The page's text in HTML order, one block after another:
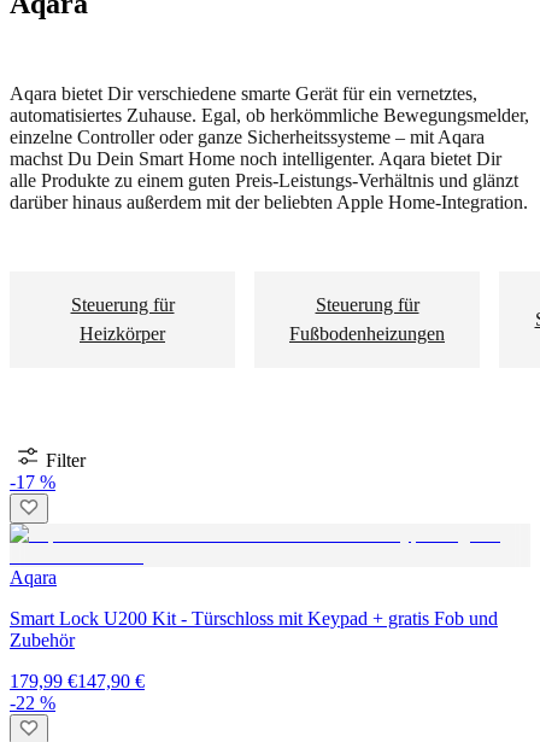
Aqara bietet Dir verschiedene smarte Gerät für ein vernetztes,
automatisiertes Zuhause. Egal, ob herkömmliche Bewegungsmelder,
einzelne Controller oder ganze Sicherheitssysteme – mit Aqara
machst Du Dein Smart Home noch intelligenter. Aqara bietet Dir
alle Produkte zu einem guten Preis-Leistungs-Verhältnis und glänzt
darüber hinaus außerdem mit der beliebten Apple Home-Integration.
Steuerung für
Heizkörper
Steuerung für
Fußbodenheizungen
Filter
-17 %
Aqara
Smart Lock U200 Kit - Türschloss mit Keypad + gratis Fob und
Zubehör
179,99 €147,90 €
-22 %